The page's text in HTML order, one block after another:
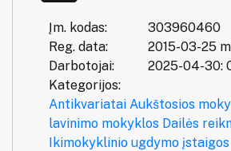
Įm. kodas:
303960460
Reg. data:
2015-03-25
Darbotojai:
2025-04-30:
Kategorijos:
Antikvariatai Aukštosios
lavinimo mokyklos Dailės
Ikimokyklinio ugdymo įstaigos